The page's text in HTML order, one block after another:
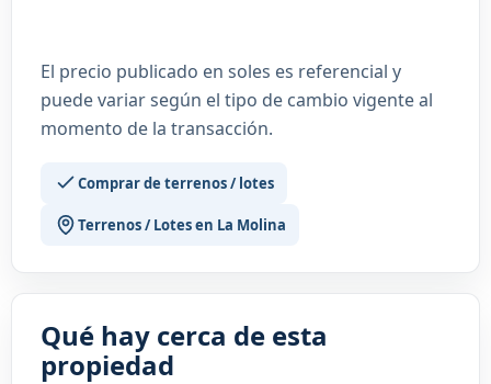
El precio publicado en soles es referencial y
puede variar según el tipo de cambio vigente al
momento de la transacción.
Comprar de terrenos / lotes
Terrenos / Lotes en La Molina
Qué hay cerca de esta
propiedad